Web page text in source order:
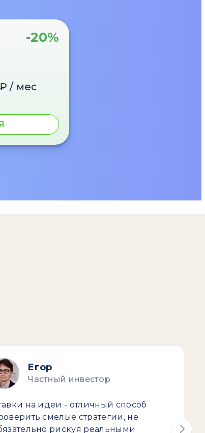
-20%
₽ / мес
Егор
Частный инвестор
на идеи - отличный способ
смелые стратегии, не
рискуя реальными